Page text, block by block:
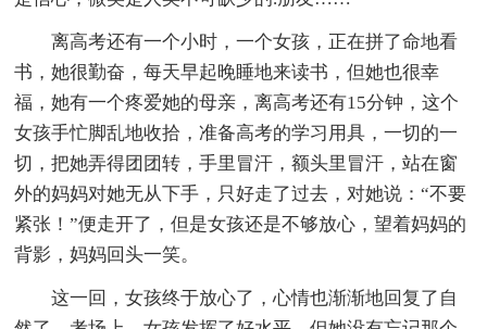
离高考还有一个小时，一个女孩，正在拼了命地看
书，她很勤奋，每天早起晚睡地来读书，但她也很幸
福，她有一个疼爱她的母亲，离高考还有15分钟，这个
女孩手忙脚乱地收拾，准备高考的学习用具，一切的一
切，把她弄得团团转，手里冒汗，额头里冒汗，站在窗
外的妈妈对她无从下手，只好走了过去，对她说：“不要
紧张！”便走开了，但是女孩还是不够放心，望着妈妈的
背影，妈妈回头一笑。
这一回，女孩终于放心了，心情也渐渐地回复了自